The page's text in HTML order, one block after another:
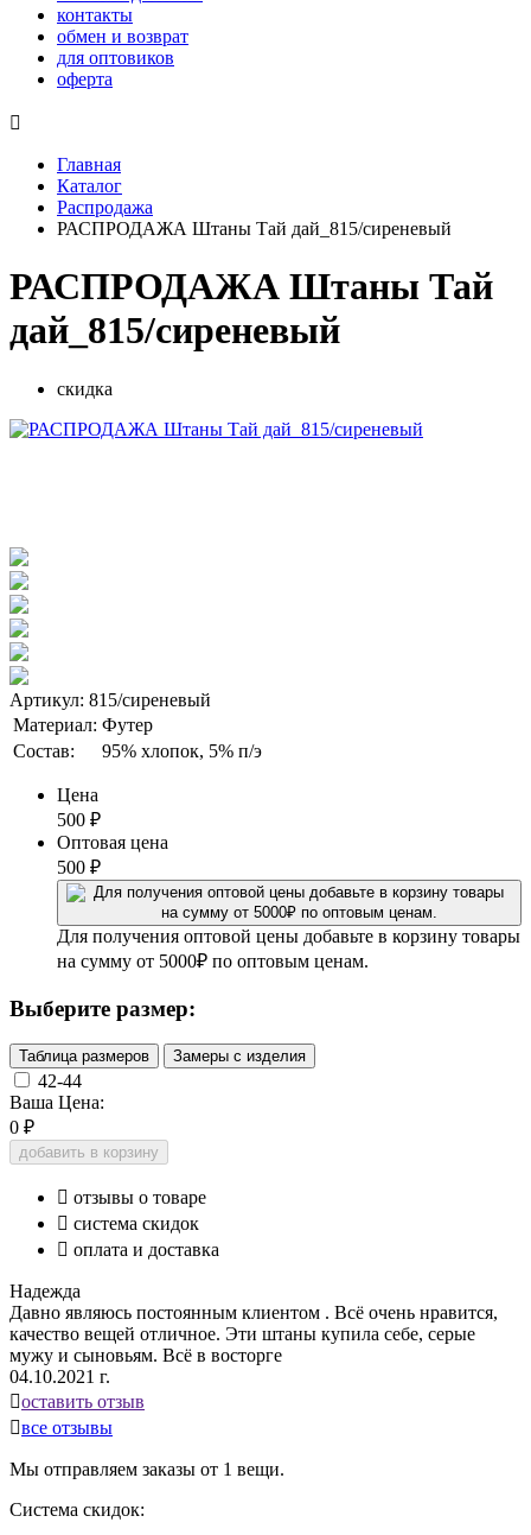
контакты
обмен и возврат
для оптовиков
оферта

Главная
Каталог
Распродажа
РАСПРОДАЖА Штаны Тай дай_815/сиреневый
РАСПРОДАЖА Штаны Тай
дай_815/сиреневый
скидка
Артикул: 815/сиреневый
Материал: Футер
Состав:
95% хлопок, 5% п/э
Цена
500 ₽
Оптовая цена
500 ₽
Для получения оптовой цены добавьте в корзину товары
на сумму от 5000₽ по оптовым ценам.
Выберите размер:
Таблица размеров Замеры с изделия
42-44
Ваша Цена:
0 ₽
добавить в корзину
 отзывы о товаре
 система скидок
 оплата и доставка
Надежда
Давно являюсь постоянным клиентом . Всё очень нравится,
качество вещей отличное. Эти штаны купила себе, серые
мужу и сыновьям. Всё в восторге
04.10.2021 г.
оставить отзыв
все отзывы
Мы отправляем заказы от 1 вещи.
Система скидок: